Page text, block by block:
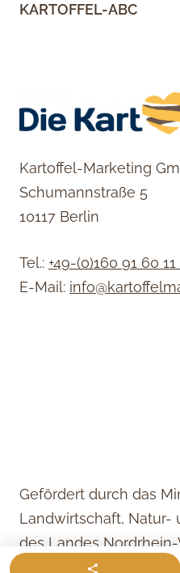
KARTOFFEL-ABC
Kartoffel-Marketing
Schumannstraße 5
10117 Berlin
Tel.: +49-(0)160 91 60 11
E-Mail:
Gefördert durch das
Landwirtschaft, Natur-
des Landes Nordrhein-